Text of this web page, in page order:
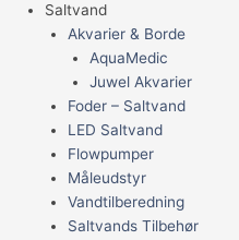
Saltvand
Akvarier & Borde
AquaMedic
Juwel Akvarier
Foder – Saltvand
LED Saltvand
Flowpumper
Måleudstyr
Vandtilberedning
Saltvands Tilbehør